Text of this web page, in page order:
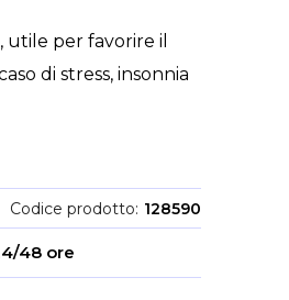
utile per favorire il
di stress, insonnia
Codice prodotto 128590
48 ore